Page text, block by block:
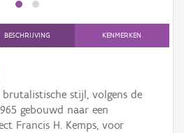
BESCHRIJVING KENMERKEN
brutalistische stijl, volgens de
gebouwd naar een
Francis H. Kemps, voor